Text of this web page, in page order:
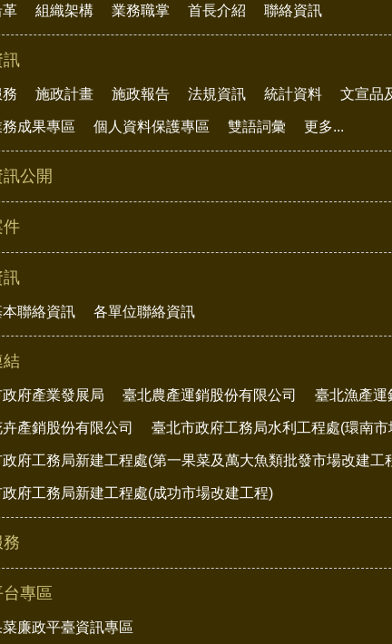
革 組織架構 業務職掌 首長介紹 聯絡資訊
訊
施政計畫 施政報告 法規資訊 統計資料 文宣品
成果專區 個人資料保護專區 雙語詞彙 更多...
公開
件
訊
聯絡資訊 各單位聯絡資訊
府產業發展局 臺北農產運銷股份有限公司 臺北漁產運
產銷股份有限公司 臺北市政府工務局水利工程處(環南
府工務局新建工程處(第一果菜及萬大魚類批發市場改建工
府工務局新建工程處(成功市場改建工程)
專區
廉政平臺資訊專區